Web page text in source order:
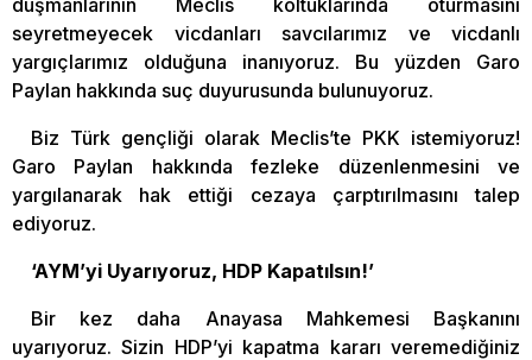
seyretmeyecek vicdanları savcılarımız ve vicdanlı
yargıçlarımız olduğuna inanıyoruz. Bu yüzden Garo
Paylan hakkında suç duyurusunda bulunuyoruz.
Biz Türk gençliği olarak Meclis’te PKK istemiyoruz!
Garo Paylan hakkında fezleke düzenlenmesini ve
yargılanarak hak ettiği cezaya çarptırılmasını talep
ediyoruz.
‘AYM’yi Uyarıyoruz, HDP Kapatılsın!’
Bir kez daha Anayasa Mahkemesi Başkanını
uyarıyoruz. Sizin HDP’yi kapatma kararı veremediğiniz